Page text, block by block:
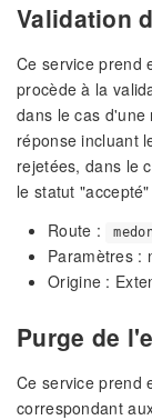
Validation
Ce service prend
procède à la
dans le cas d'une
réponse incluant
rejetées, dans le
le statut
Route :
Paramètres :
Origine :
Purge de
Ce service prend
correspondant